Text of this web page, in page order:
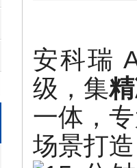
安科瑞
级，集
一体，
场景打